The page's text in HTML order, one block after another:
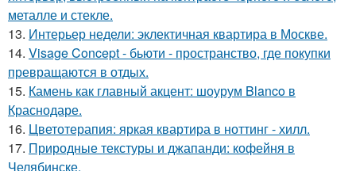
металле и стекле.
13. Интерьер недели: эклектичная квартира в Москве.
14. Visage Concept - бьюти - пространство, где покупки
превращаются в отдых.
15. Камень как главный акцент: шоурум Blanco в
Краснодаре.
16. Цветотерапия: яркая квартира в ноттинг - хилл.
17. Природные текстуры и джапанди: кофейня в
Челябинске.